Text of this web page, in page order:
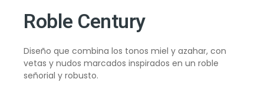
Roble Century
Diseño que combina los tonos miel y azahar, con
vetas y nudos marcados inspirados en un roble
señorial y robusto.